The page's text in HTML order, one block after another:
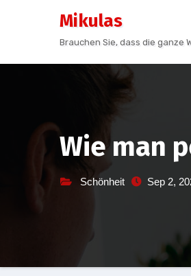
Mikulas
Brauchen Sie, dass die ganze
Wie man
Schönheit Sep 2,